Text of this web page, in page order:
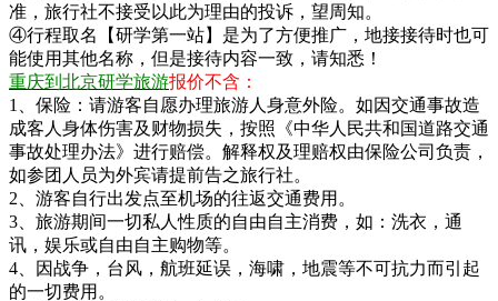
准，旅行社不接受以此为理由的投诉，望周知。
④行程取名【研学第一站】是为了方便推广，地接接待时也可
能使用其他名称，但是接待内容一致，请知悉！
重庆到北京研学旅游报价不含：
1、保险：请游客自愿办理旅游人身意外险。如因交通事故造
成客人身体伤害及财物损失，按照《中华人民共和国道路交通
事故处理办法》进行赔偿。解释权及理赔权由保险公司负责，
如参团人员为外宾请提前告之旅行社。
2、游客自行出发点至机场的往返交通费用。
3、旅游期间一切私人性质的自由自主消费，如：洗衣，通
讯，娱乐或自由自主购物等。
4、因战争，台风，航班延误，海啸，地震等不可抗力而引起
的一切费用。